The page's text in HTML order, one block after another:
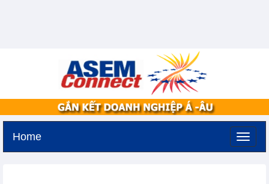
Home